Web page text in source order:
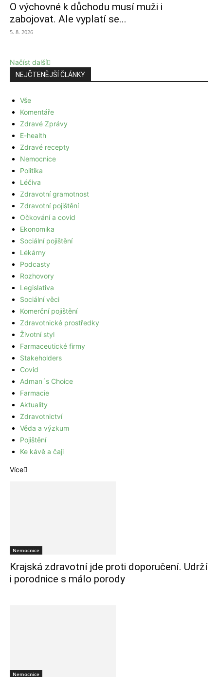
O výchovné k důchodu musí muži i
zabojovat. Ale vyplatí se...
5. 8. 2026
Načíst další
NEJČTENĚJŠÍ ČLÁNKY
Vše
Komentáře
Zdravé Zprávy
E-health
Zdravé recepty
Nemocnice
Politika
Léčiva
Zdravotní gramotnost
Zdravotní pojištění
Očkování a covid
Ekonomika
Sociální pojištění
Lékárny
Podcasty
Rozhovory
Legislativa
Sociální věci
Komerční pojištění
Zdravotnické prostředky
Životní styl
Farmaceutické firmy
Stakeholders
Covid
Adman´s Choice
Farmacie
Aktuality
Zdravotnictví
Věda a výzkum
Pojištění
Ke kávě a čaji
Více
Nemocnice
Krajská zdravotní jde proti doporučení. Udrží
i porodnice s málo porody
Nemocnice